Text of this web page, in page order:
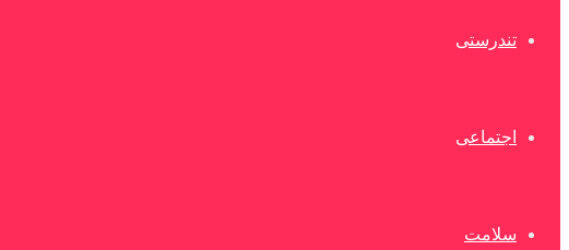
تندرستی
اجتماعی
سلامت